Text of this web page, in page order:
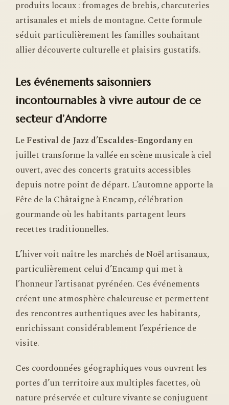
produits locaux : fromages de brebis, charcuteries
artisanales et miels de montagne. Cette formule
séduit particulièrement les familles souhaitant
allier découverte culturelle et plaisirs gustatifs.
Les événements saisonniers
incontournables à vivre autour de ce
secteur d’Andorre
LeFestival de Jazz d’Escaldes-Engordanyen
juillet transforme la vallée en scène musicale à ciel
ouvert, avec des concerts gratuits accessibles
depuis notre point de départ. L’automne apporte la
Fête de la Châtaigne à Encamp, célébration
gourmande où les habitants partagent leurs
recettes traditionnelles.
L’hiver voit naître les marchés de Noël artisanaux,
particulièrement celui d’Encamp qui met à
l’honneur l’artisanat pyrénéen. Ces événements
créent une atmosphère chaleureuse et permettent
des rencontres authentiques avec les habitants,
enrichissant considérablement l’expérience de
visite.
Ces coordonnées géographiques vous ouvrent les
portes d’un territoire aux multiples facettes, où
nature préservée et culture vivante se conjuguent